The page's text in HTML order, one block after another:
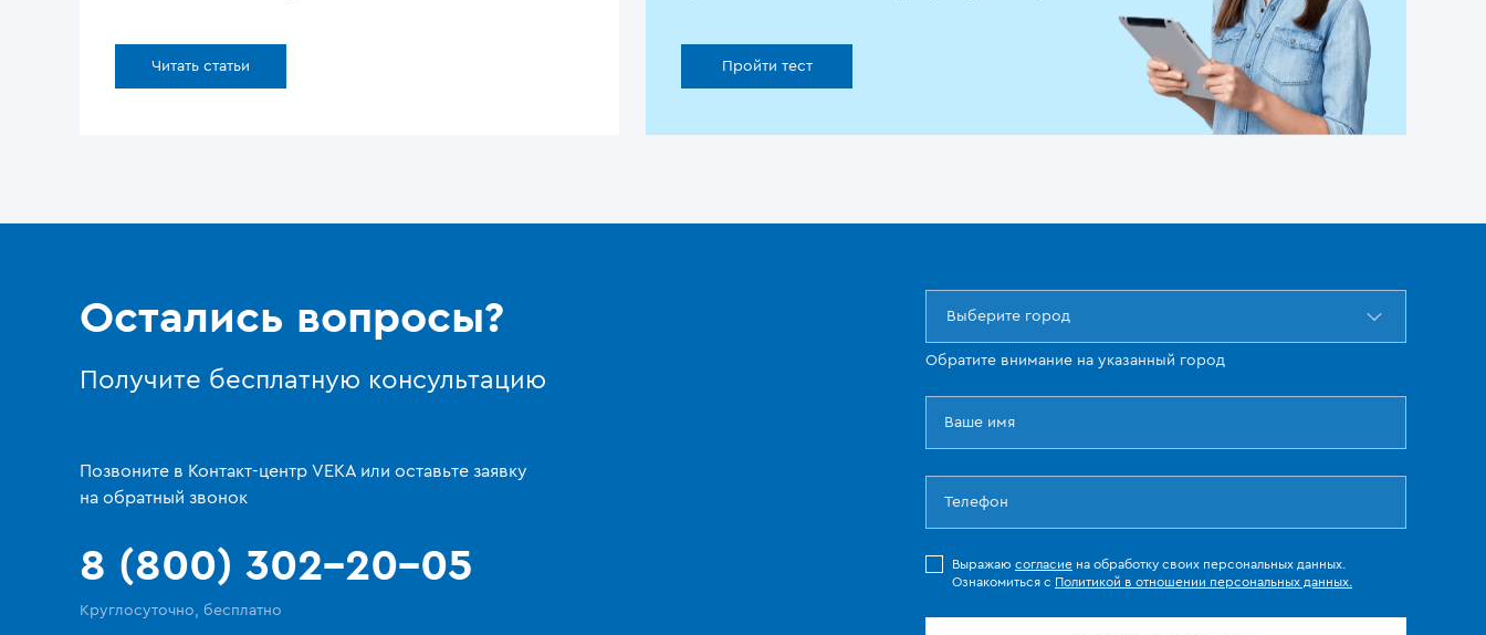
Читать статьи Пройти тест
Остались вопросы?
Получите бесплатную консультацию
Позвоните в Контакт-центр VEKA или оставьте заявку
на обратный звонок
8 (800) 302-20-05
Круглосуточно, бесплатно
Выберите город
Обратите внимание на указанный город
Выражаю согласие на обработку своих персональных данных.
Ознакомиться с Политикой в отношении персональных данных.